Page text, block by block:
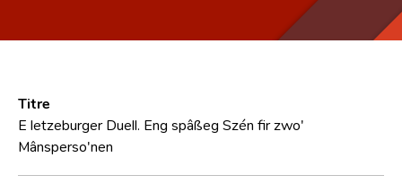
Recherche avancée
CNL
Équipe scientifique
Titre
E letzeburger Duell. Eng spâßeg Szén fir zwo'
Mânsperso'nen